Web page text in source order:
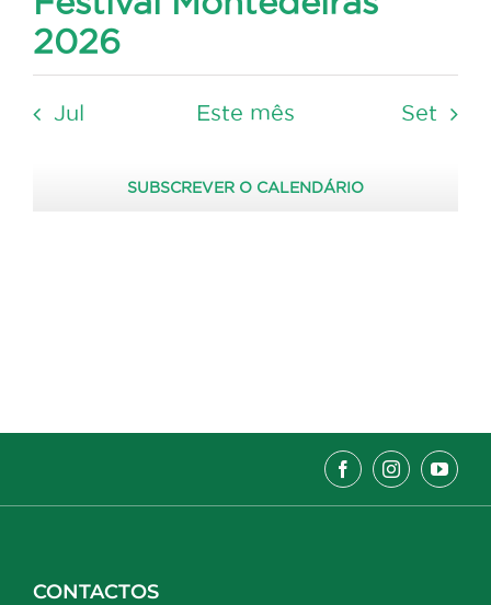
2026
Jul Este mês Set
SUBSCREVER O CALENDÁRIO
CONTACTOS